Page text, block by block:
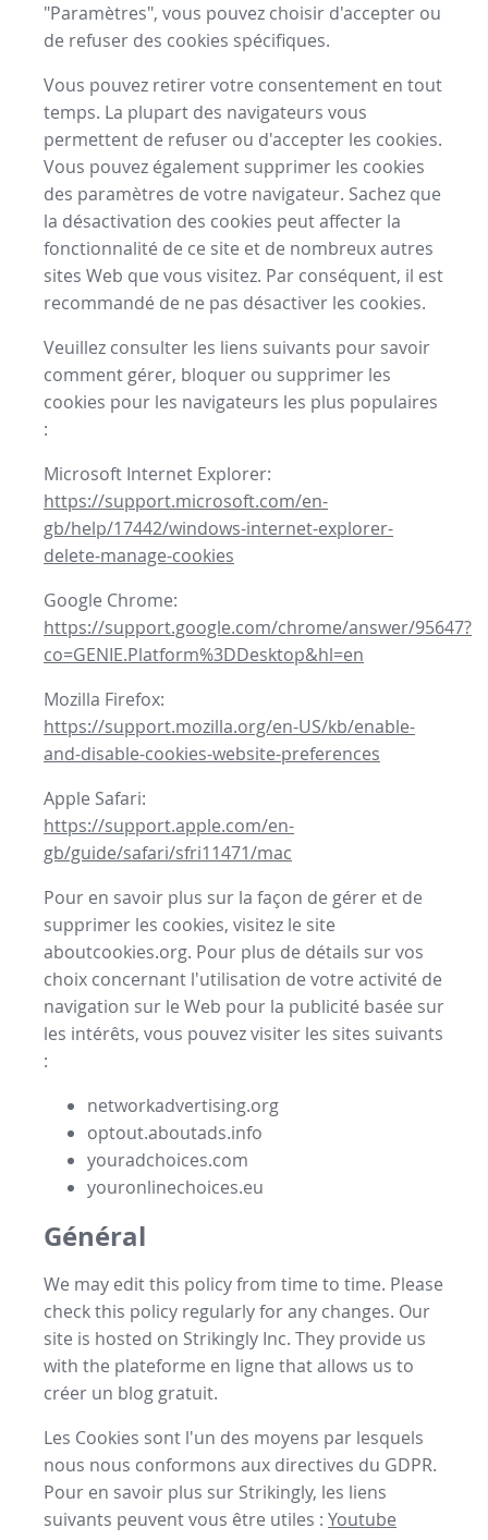
"Paramètres", vous pouvez choisir d'accepter ou
de refuser des cookies spécifiques.
Vous pouvez retirer votre consentement en tout
temps. La plupart des navigateurs vous
permettent de refuser ou d'accepter les cookies.
Vous pouvez également supprimer les cookies
des paramètres de votre navigateur. Sachez que
la désactivation des cookies peut affecter la
fonctionnalité de ce site et de nombreux autres
sites Web que vous visitez. Par conséquent, il est
recommandé de ne pas désactiver les cookies.
Veuillez consulter les liens suivants pour savoir
comment gérer, bloquer ou supprimer les
cookies pour les navigateurs les plus populaires
:
Microsoft Internet Explorer:
https://support.microsoft.com/en-
gb/help/17442/windows-internet-explorer-
delete-manage-cookies
Google Chrome:
https://support.google.com/chrome/answer/95647?
co=GENIE.Platform%3DDesktop&hl=en
Mozilla Firefox:
https://support.mozilla.org/en-US/kb/enable-
and-disable-cookies-website-preferences
Apple Safari:
https://support.apple.com/en-
gb/guide/safari/sfri11471/mac
Pour en savoir plus sur la façon de gérer et de
supprimer les cookies, visitez le site
aboutcookies.org. Pour plus de détails sur vos
choix concernant l'utilisation de votre activité de
navigation sur le Web pour la publicité basée sur
les intérêts, vous pouvez visiter les sites suivants
:
networkadvertising.org
optout.aboutads.info
youradchoices.com
youronlinechoices.eu
Général
We may edit this policy from time to time. Please
check this policy regularly for any changes. Our
site is hosted on Strikingly Inc. They provide us
with the plateforme en ligne that allows us to
créer un blog gratuit.
Les Cookies sont l'un des moyens par lesquels
nous nous conformons aux directives du GDPR.
Pour en savoir plus sur Strikingly, les liens
suivants peuvent vous être utiles : Youtube